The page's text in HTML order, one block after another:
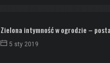
Zielona intymność w ogrodzie –
5 sty 2019